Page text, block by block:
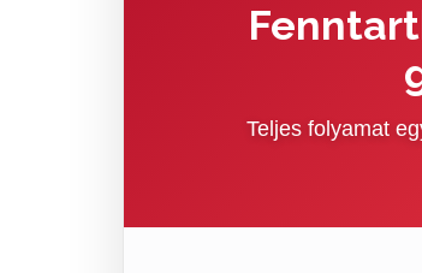
Teljes folyamat